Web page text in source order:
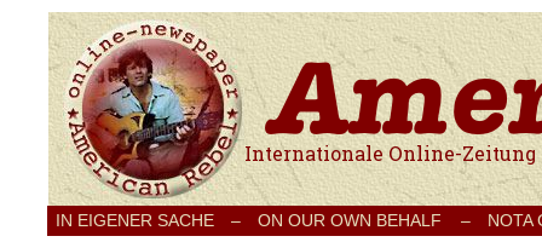
Internationale Onlinezeitung für Frieden,
IN EIGENER SACHE – ON OUR OWN BEHALF –
NOTA